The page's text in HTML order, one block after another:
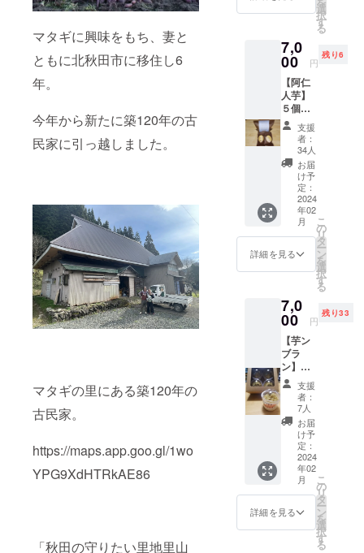
マタギに興味をもち、妻と
ともに北秋田市に移住し6
年。
今年から新たに築120年の古
民家に引っ越しました。
マタギの里にある築120年の
古民家。
https://maps.app.goo.gl/1wo
YPG9XdHTRkAE86
「秋田の守りたい里地里山
いしさ
を伝え
考え、
少額の
菓子リ
ターン
コース
です。
少ない
枠では
ござい
ます
が、日
ごろか
ら応援
して下
さる皆
様への
感謝の
しまし
た。 サ
イズ
140×70
×30（㎜
） 重
量 50
ｇ（包
装込
み） 名
称 菓
子 原材
料 さ
つまい
も（秋
田県北
秋田
選
択
す
る
7,0
00 円
残り6
【阿仁
人芋】
５個入
り×１袋
当農園
一押
し！さ
つまい
もを時
間をか
けじっ
くり焼
き上げ
ること
で甘さ
を最大
出した
砂糖不
使用ス
イート
ポテト
です。
サイ
ズ
200×17
0×100
（㎜）
重
量 350
ｇ（包
装込
み） 名
称 ス
支援
者：
34人
お届
け予
定：
2024
年02
月
詳細を見る
こ
の
リ
タ
ー
ン
を
選
択
す
る
7,0
00 円
残り33
【芋ン
ブラ
ン】４
個入り×
１箱 絶
妙な甘
さが癖
にな
る！な
めらか
ミルク
プリン
の上に
特製さ
つまい
もペー
支援
者：
7人
お届
け予
定：
2024
年02
月
詳細を見る
こ
の
リ
タ
ー
ン
を
選
択
す
る